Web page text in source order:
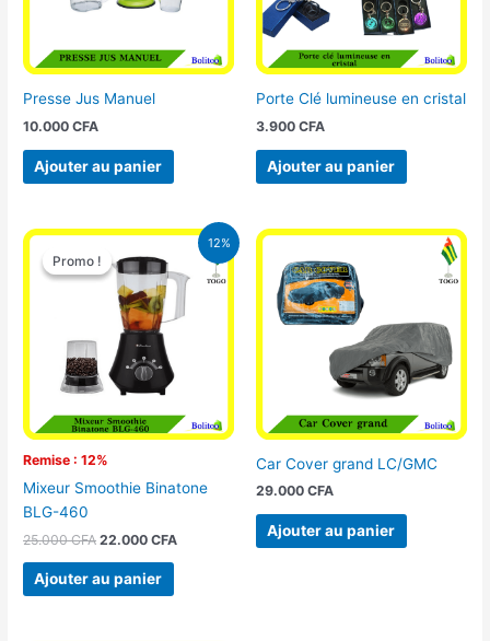
Presse Jus Manuel
10.000CFA
Ajouter au panier
Porte Clé lumineuse en cristal
3.900 CFA
Ajouter au panier
12%
Promo !
Remise : 12%
Promo !
Mixeur Smoothie Binatone
BLG-460
25.000CFA
Le
prix
initial
était :
25.000 CFA.
22.000CFA
Le
prix
actuel
est :
Ajouter au panier
Car Cover grand LC/GMC
29.000 CFA
Ajouter au panier